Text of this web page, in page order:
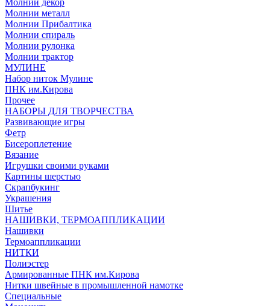
Молнии декор
Молнии металл
Молнии Прибалтика
Молнии спираль
Молнии рулонка
Молнии трактор
МУЛИНЕ
Набор ниток Мулине
ПНК им.Кирова
Прочее
НАБОРЫ ДЛЯ ТВОРЧЕСТВА
Развивающие игры
Фетр
Бисероплетение
Вязание
Игрушки своими руками
Картины шерстью
Скрапбукинг
Украшения
Шитье
НАШИВКИ, ТЕРМОАППЛИКАЦИИ
Нашивки
Термоаппликации
НИТКИ
Полиэстер
Армированные ПНК им.Кирова
Нитки швейные в промышленной намотке
Специальные